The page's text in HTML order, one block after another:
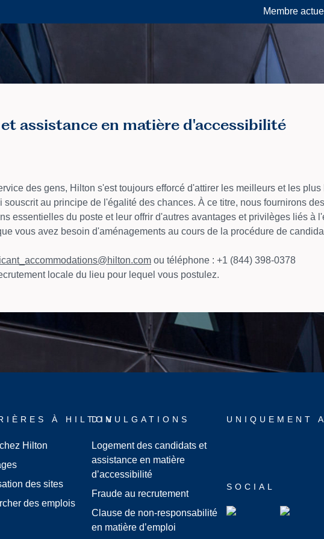
Membre
assistance en matière d'accessibilité
des gens, Hilton s'est toujours efforcé d'attirer les meilleurs et les
au principe de l'égalité des chances. À ce titre, nous fournirons
essentielles du poste et leur offrir d'autres avantages et privilèges liés à
vous avez besoin d'aménagements au cours de la procédure de
ou téléphone : +1 (844) 398-0378
locale du lieu pour lequel vous postulez.
À HILTON
Hilton
des sites
des emplois
DIVULGATIONS
Logement des candidats et
assistance en matière
d’accessibilité
Fraude au recrutement
Clause de non-responsabilité
en matière d’emploi
UNIQUEMENT
SOCIAL